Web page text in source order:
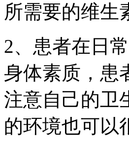
所需要的维生
2、患者在日
身体素质，患
注意自己的卫
的环境也可以